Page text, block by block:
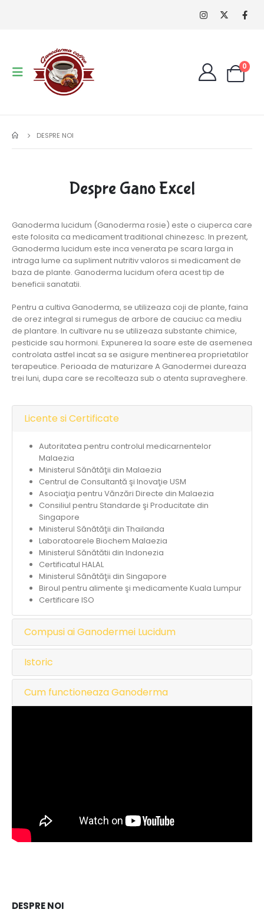
0
DESPRE NOI
Despre Gano Excel
Ganoderma lucidum (Ganoderma rosie) este o ciuperca care
este folosita ca medicament traditional chinezesc. In prezent,
Ganoderma lucidum este inca venerata pe scara larga in
intraga lume ca supliment nutritiv valoros si medicament de
baza de plante. Ganoderma lucidum ofera acest tip de
beneficii sanatatii.
Pentru a cultiva Ganoderma, se utilizeaza coji de plante, faina
de orez integral si rumegus de arbore de cauciuc ca mediu
de plantare. In cultivare nu se utilizeaza substante chimice,
pesticide sau hormoni. Expunerea la soare este de asemenea
controlata astfel incat sa se asigure mentinerea proprietatilor
terapeutice. Perioada de maturizare A Ganodermei dureaza
trei luni, dupa care se recolteaza sub o atenta supraveghere.
Licente si Certificate
Autoritatea pentru controlul medicarnentelor
Malaezia
Ministerul Sănătăţii din Malaezia
Centrul de Consultantă şi Inovaţie USM
Asociaţia pentru Vănzări Directe din Malaezia
Consiliul pentru Standarde şi Producitate din
Singapore
Ministerul Sănătăţii din Thailanda
Laboratoarele Biochem Malaezia
Ministerul Sănătătii din Indonezia
Certificatul HALAL
Ministerul Sănătăţii din Singapore
Biroul pentru alimente şi medicamente Kuala Lumpur
Certificare ISO
Compusi ai Ganodermei Lucidum
Istoric
Cum functioneaza Ganoderma
TERMENI
Termeni si conditii
DESPRE NOI